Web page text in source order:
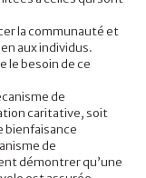
la communauté et
aux individus.
le besoin de ce
de
caritative, soit
bienfaisance
de
démontrer qu’une